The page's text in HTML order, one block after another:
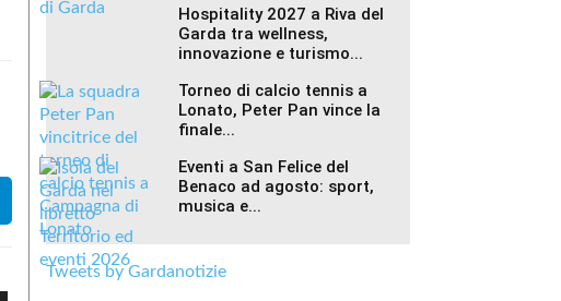
Hospitality 2027 a Riva del
Garda tra wellness,
innovazione e turismo...
Torneo di calcio tennis a
Lonato, Peter Pan vince la
finale...
Eventi a San Felice del
Benaco ad agosto: sport,
musica e...
Tweets by Gardanotizie